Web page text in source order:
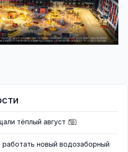
тёплый август
новый водозаборный